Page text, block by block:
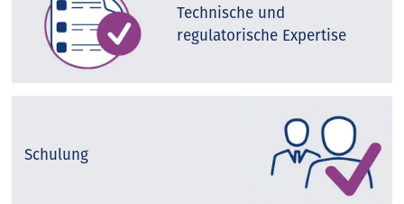
Technische und
regulatorische Expertise
Schulung